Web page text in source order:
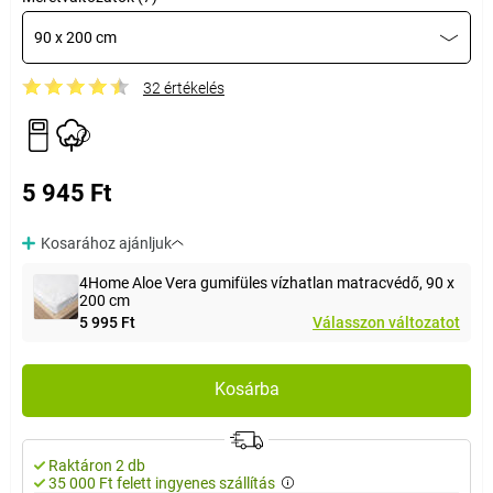
90 x 200 cm
32 értékelés
5 945 Ft
Kosarához ajánljuk
4Home Aloe Vera gumifüles vízhatlan matracvédő, 90 x
200 cm
5 995 Ft
Válasszon változatot
Kosárba
Raktáron 2 db
35 000 Ft felett ingyenes szállítás